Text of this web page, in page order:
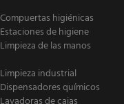
Compuertas higiénicas
Estaciones de higiene
Limpieza de las manos
Limpieza industrial
Dispensadores químicos